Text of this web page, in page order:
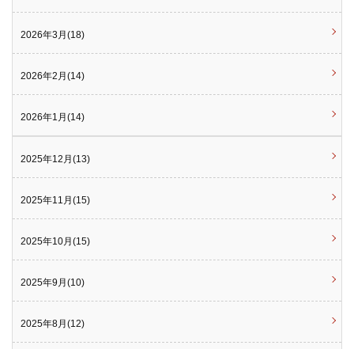
2026年3月(18)
2026年2月(14)
2026年1月(14)
2025年12月(13)
2025年11月(15)
2025年10月(15)
2025年9月(10)
2025年8月(12)